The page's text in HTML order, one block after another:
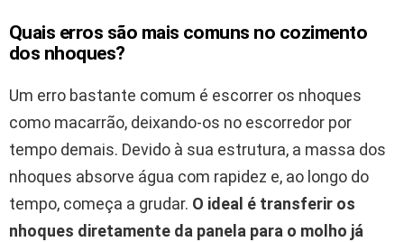
Quais erros são mais comuns no cozimento
dos nhoques?
Um erro bastante comum é escorrer os nhoques
como macarrão, deixando-os no escorredor por
tempo demais. Devido à sua estrutura, a massa dos
nhoques absorve água com rapidez e, ao longo do
tempo, começa a grudar. O ideal é transferir os
nhoques diretamente da panela para o molho já